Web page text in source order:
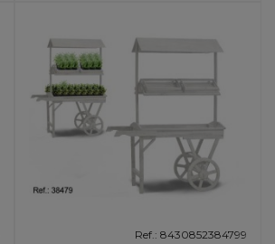
Ref.: 8430852384799